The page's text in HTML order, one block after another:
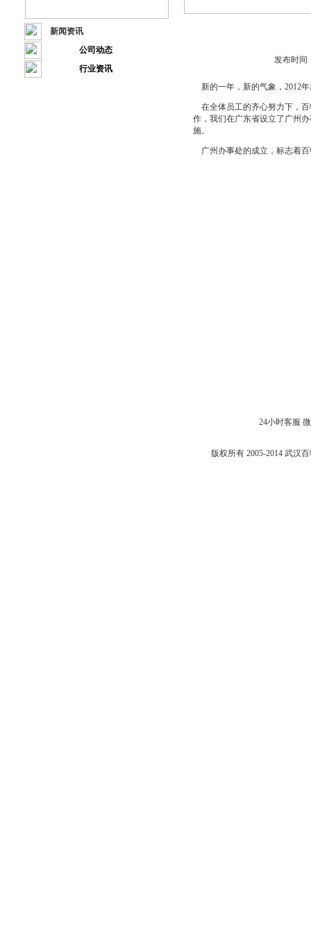
新闻资讯
公司动态
行业资讯
发布时间
新的一年，新的气象，2012
在全体员工的齐心努力下，百
作，我们在广东省设立了广州
施。
广州办事处的成立，标志着
24小时客服
版权所有 2005-2014 武汉